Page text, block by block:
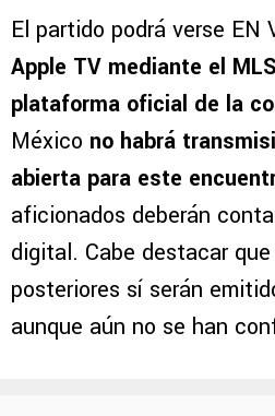
El partido podrá verse EN
Apple TV mediante el
plataforma oficial de la
México no habrá
abierta para este
aficionados deberán
digital. Cabe destacar
posteriores sí serán
aunque aún no se han